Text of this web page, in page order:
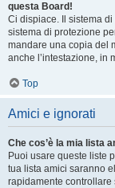
questa Board!
Ci dispiace. Il sistema
sistema di protezione
mandare una copia del
anche l’intestazione, in
Top
Amici e ignorati
Che cos’è la mia lista
Puoi usare queste liste
tua lista amici saranno
rapidamente controllare